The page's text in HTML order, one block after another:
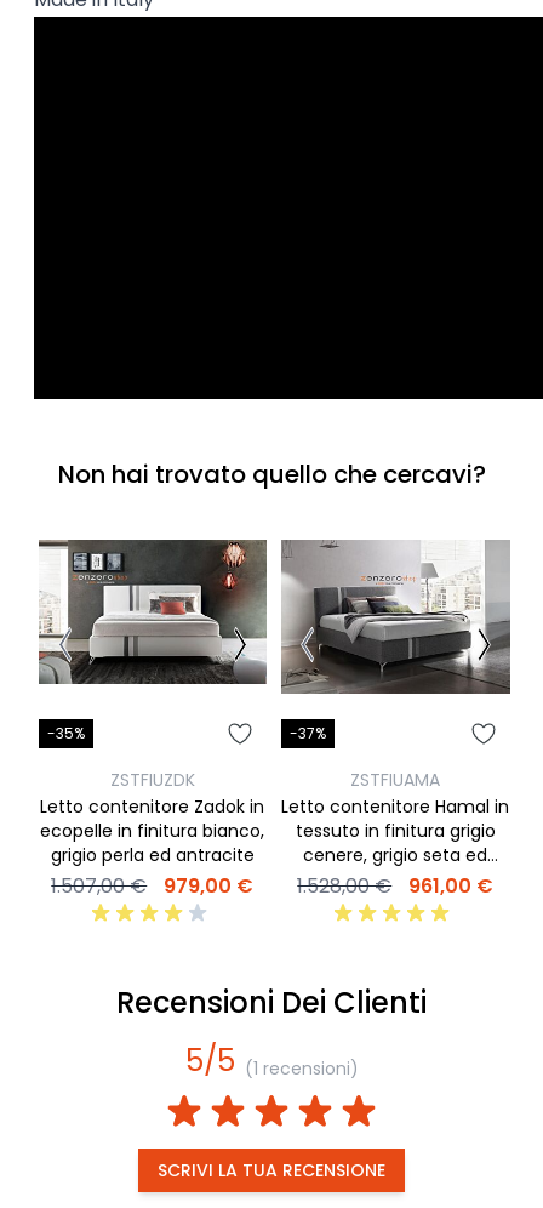
Non hai trovato quello che cercavi?
-35%
ZSTFIUZDK
Letto contenitore Zadok in
ecopelle in finitura bianco,
grigio perla ed antracite
1.507,00 € 979,00 €
-37%
ZSTFIUAMA
Letto contenitore Hamal in
tessuto in finitura grigio
cenere, grigio seta ed
antracite
1.528,00 € 961,00 €
Recensioni Dei Clienti
5/5 (1 recensioni)
SCRIVI LA TUA RECENSIONE